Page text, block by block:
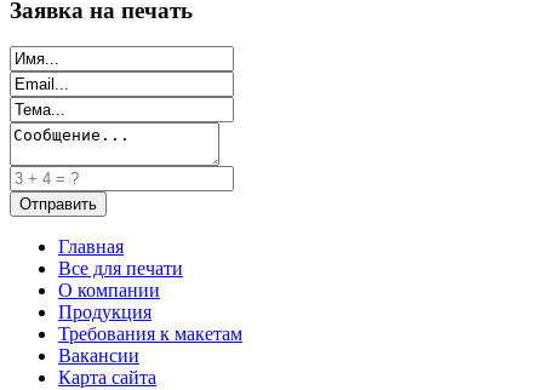
Заявка на печать
Главная
Все для печати
О компании
Продукция
Требования к макетам
Вакансии
Карта сайта